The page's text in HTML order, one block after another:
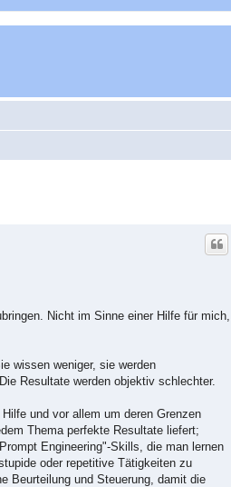
Nicht im Sinne einer Hilfe für mich,
wissen weniger, sie werden
Resultate werden objektiv schlechter.
und vor allem um deren Grenzen
Thema perfekte Resultate liefert;
Engineering"-Skills, die man lernen
oder repetitive Tätigkeiten zu
Beurteilung und Steuerung, damit die